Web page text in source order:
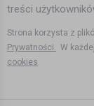
treści
Strona korzysta z
Prywatności. W
cookies